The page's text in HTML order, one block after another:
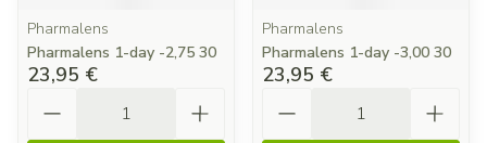
Pharmalens
Pharmalens 1-day -2,75 30
23,95 €
Pharmalens
Pharmalens 1-day -3,00 30
23,95 €